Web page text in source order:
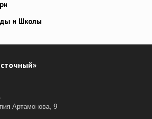
и Школы
Артамонова, 9